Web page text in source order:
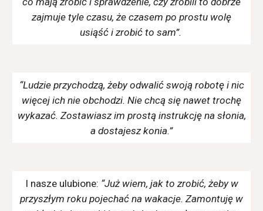
zajmuje tyle czasu, że czasem po prostu wolę
usiąść i zrobić to sam”.
“Ludzie przychodzą, żeby odwalić swoją robotę i nic
więcej ich nie obchodzi. Nie chcą się nawet trochę
wykazać. Zostawiasz im prostą instrukcję na słonia,
a dostajesz konia.”
I nasze ulubione: “Już wiem, jak to zrobić, żeby w
przyszłym roku pojechać na wakacje. Zamontuję w